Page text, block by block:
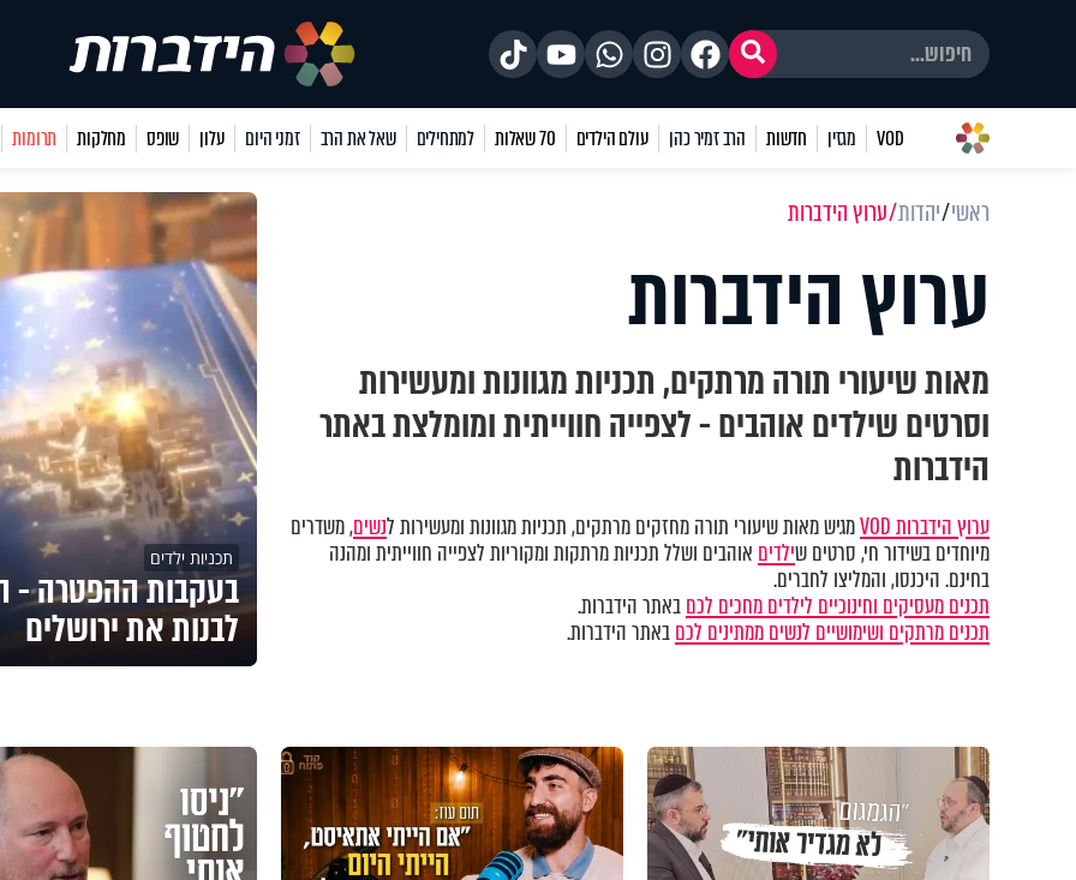
VOD מגזין חדשות הרב זמיר כהן עולם הילדים 70 שאלות למתחילים שאל את הרב זמני היום עלון שופס מחלקות תרומות
ראשי יהדות ערוץ הידברות
ערוץ הידברות
מאות שיעורי תורה מרתקים, תכניות מגוונות ומעשירות
וסרטים שילדים אוהבים - לצפייה חווייתית ומומלצת באתר
הידברות
ערוץ הידברות VOD מגיש מאות שיעורי תורה מחזקים מרתקים, תכניות מגוונות ומעשירות לנשים, משדרים
מיוחדים בשידור חי, סרטים שילדים אוהבים ושלל תכניות מרתקות ומקוריות לצפייה חווייתית ומהנה
בחינם. היכנסו, והמליצו לחברים.
תכנים מעסיקים וחינוכיים לילדים מחכים לכםבאתר הידברות.
תכנים מרתקים ושימושיים לנשים ממתינים לכםבאתר הידברות.
תכניות ילדים
בעקבות ההפטרה
לבנות את ירושלים